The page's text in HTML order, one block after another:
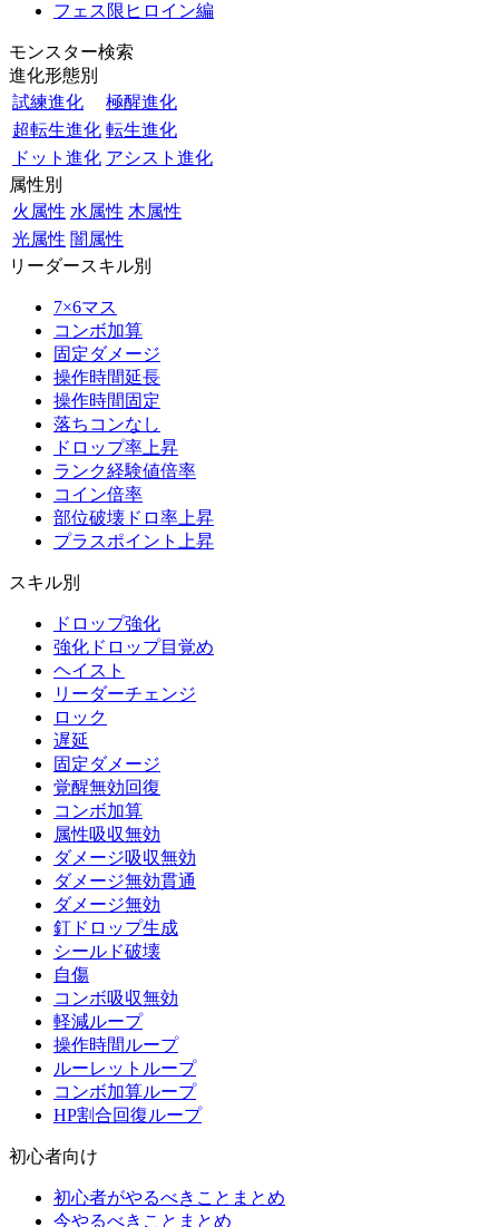
フェス限ヒロイン編
モンスター検索
進化形態別
試練進化
極醒進化
超転生進化 転生進化
ドット進化 アシスト進化
属性別
火属性 水属性 木属性
光属性 闇属性
リーダースキル別
7×6マス
コンボ加算
固定ダメージ
操作時間延長
操作時間固定
落ちコンなし
ドロップ率上昇
ランク経験値倍率
コイン倍率
部位破壊ドロ率上昇
プラスポイント上昇
スキル別
ドロップ強化
強化ドロップ目覚め
ヘイスト
リーダーチェンジ
ロック
遅延
固定ダメージ
覚醒無効回復
コンボ加算
属性吸収無効
ダメージ吸収無効
ダメージ無効貫通
ダメージ無効
釘ドロップ生成
シールド破壊
自傷
コンボ吸収無効
軽減ループ
操作時間ループ
ルーレットループ
コンボ加算ループ
HP割合回復ループ
初心者向け
初心者がやるべきことまとめ
今やるべきことまとめ